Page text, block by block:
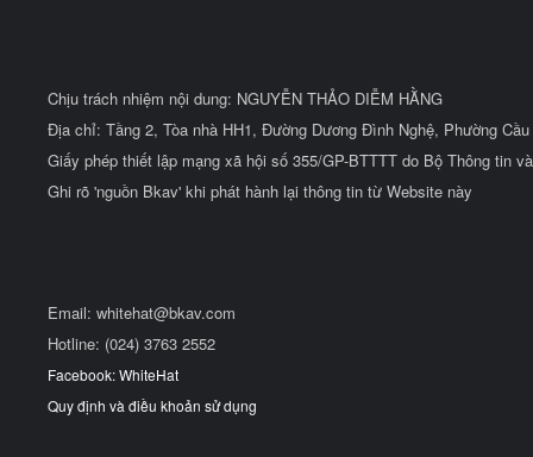
Chịu trách nhiệm nội dung: NGUYỄN THẢO DIỄM HẰNG
Địa chỉ: Tầng 2, Tòa nhà HH1, Đường Dương Đình Nghệ, Phường
Giấy phép thiết lập mạng xã hội số 355/GP-BTTTT do Bộ Thông tin
Ghi rõ 'nguồn Bkav' khi phát hành lại thông tin từ Website này
Email: whitehat@bkav.com
Hotline: (024) 3763 2552
Facebook: WhiteHat
Quy định và điều khoản sử dụng